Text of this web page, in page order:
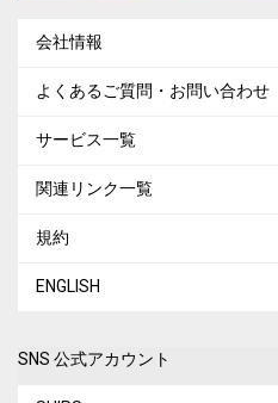
会社情報
よくあるご質問・お問い合わせ
サービス一覧
関連リンク一覧
規約
ENGLISH
SNS 公式アカウント